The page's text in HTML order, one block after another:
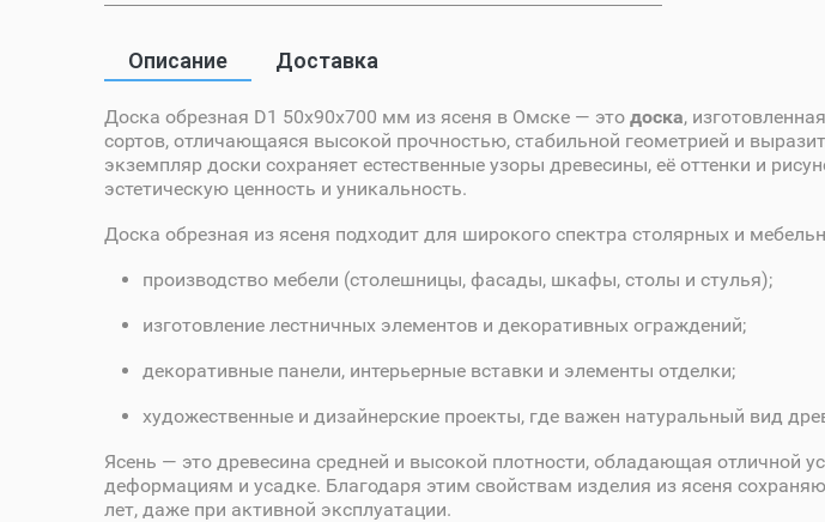
Описание Доставка
Доска обрезная D1 50х90х700 мм из ясеня в Омске — это доска,
сортов, отличающаяся высокой прочностью, стабильной геометрией и
экземпляр доски сохраняет естественные узоры древесины, её оттенки и
эстетическую ценность и уникальность.
Доска обрезная из ясеня подходит для широкого спектра столярных и
производство мебели (столешницы, фасады, шкафы, столы и стулья);
изготовление лестничных элементов и декоративных ограждений;
декоративные панели, интерьерные вставки и элементы отделки;
художественные и дизайнерские проекты, где важен натуральный вид
Ясень — это древесина средней и высокой плотности, обладающая отличной
деформациям и усадке. Благодаря этим свойствам изделия из ясеня
лет, даже при активной эксплуатации.